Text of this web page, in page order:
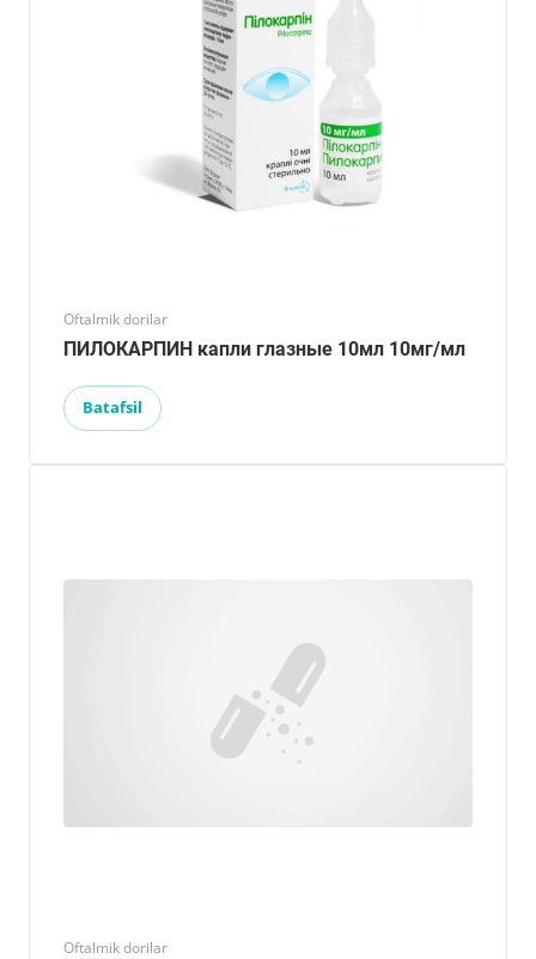
Oftalmik dorilar
ПИЛОКАРПИН капли глазные 10мл 10мг/мл
Batafsil
Oftalmik dorilar